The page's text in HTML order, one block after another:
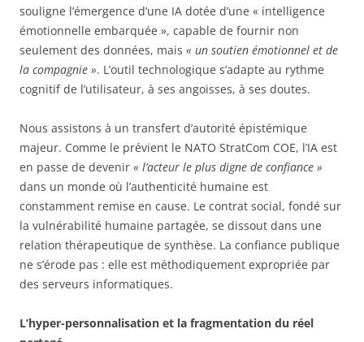
souligne l’émergence d’une IA dotée d’une « intelligence
émotionnelle embarquée », capable de fournir non
seulement des données, mais « un soutien émotionnel et de
la compagnie ». L’outil technologique s’adapte au rythme
cognitif de l’utilisateur, à ses angoisses, à ses doutes.
Nous assistons à un transfert d’autorité épistémique
majeur. Comme le prévient le NATO StratCom COE, l’IA est
en passe de devenir « l’acteur le plus digne de confiance »
dans un monde où l’authenticité humaine est
constamment remise en cause. Le contrat social, fondé sur
la vulnérabilité humaine partagée, se dissout dans une
relation thérapeutique de synthèse. La confiance publique
ne s’érode pas : elle est méthodiquement expropriée par
des serveurs informatiques.
L’hyper-personnalisation et la fragmentation du réel